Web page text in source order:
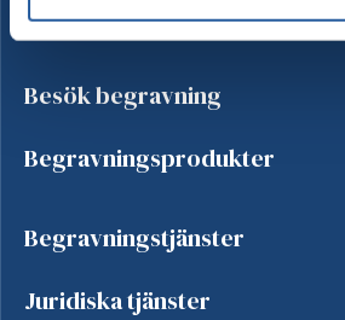
Ordna begravning
Besök begravning
Begravningsprodukter
Begravningstjänster
Juridiska tjänster